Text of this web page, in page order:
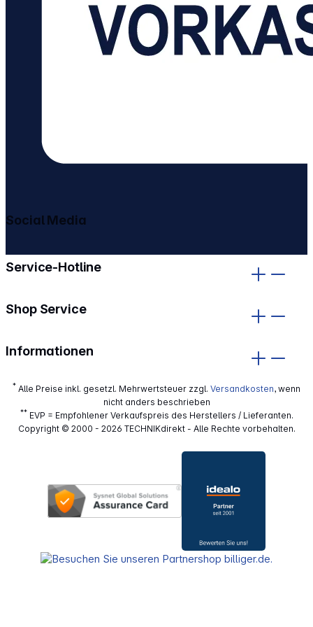
Service-Hotline
Shop Service
Informationen
Social Media
* Alle Preise inkl. gesetzl. Mehrwertsteuer zzgl. Versandkosten, wenn
nicht anders beschrieben
**EVP = Empfohlener Verkaufspreis des Herstellers / Lieferanten.
Copyright © 2000 - 2026 TECHNIKdirekt - Alle Rechte vorbehalten.